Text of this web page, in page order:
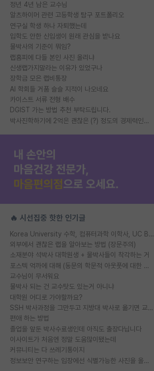
정년 4년 남은 교수님
알츠하이머 관련 고등학생 탐구 포트폴리오
연구실 학생 하나 자퇴했는데
입학도 안한 신입생이 원래 관심을 받나요
물박사의 기준이 뭐임?
랩홈피에 다들 본인 사진 올리냐
신생랩가지말라는 이유가 있었구나
장학금 모은 랩비통장
AI 학회들 거품 슬슬 지적이 나오네요
카이스트 서류 전형 배수
DGIST 가는 방법 추천 부탁드립니다.
박사진학하기에 2억은 괜찮은 (?) 정도의 경제력인가요
🔥 시선집중 핫한 인기글
Korea University 수학, 컴퓨터과학 이학사, UC Berkeley 산업공학 대학원 공학박사가 되는 것은 쉽지 않겠죠?
외부에서 괜찮은 랩을 알아보는 방법 (장문주의)
소재분야 석박사 대학원생 + 물박사들이 착각하는 거
포스텍 억까에 대해 (동문의 학문적 아웃풋에 대한 반박)
교수님이 무서워요
물박사 되는 건 교수탓도 있는거 아니냐
대학원 어디로 가야할까요?
SSH 박사과정을 그만두고 지방대 박사로 옮기면 교수의 꿈은 끝일까요?
편애 하는 방법
졸업을 앞둔 박사수료생인데 아직도 출장다닙니다
이사이트가 처음엔 정말 도움많이됐는데
커뮤니티는 다 쓰레기통이지
정보보안 연구하는 입장에선 식별가능한 사진을 올리는건 비추이긴함